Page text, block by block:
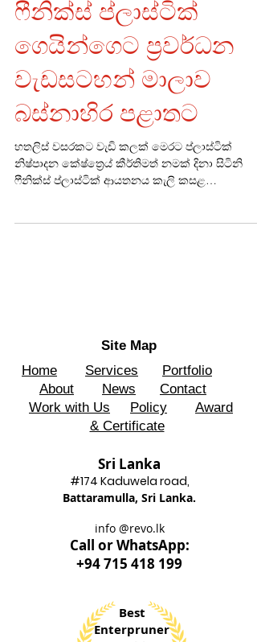
ෆීනික්ස් ප්ලාස්ටික්
ගෙයින්ගෙට ප්‍රවර්ධන
වැඩසටහන් මාලාව
බස්නාහිර පළාතට
හතලිස් වසරකට වැඩි කලක් මෙරට ප්ලාස්ටික්
Site Map
Home
Services
Portfolio
News
Contact
& Certificate
Sri Lanka
#174 Kadu wela road,
Battaramulla, Sri Lanka.
info @revo.lk
+94 715 418 199